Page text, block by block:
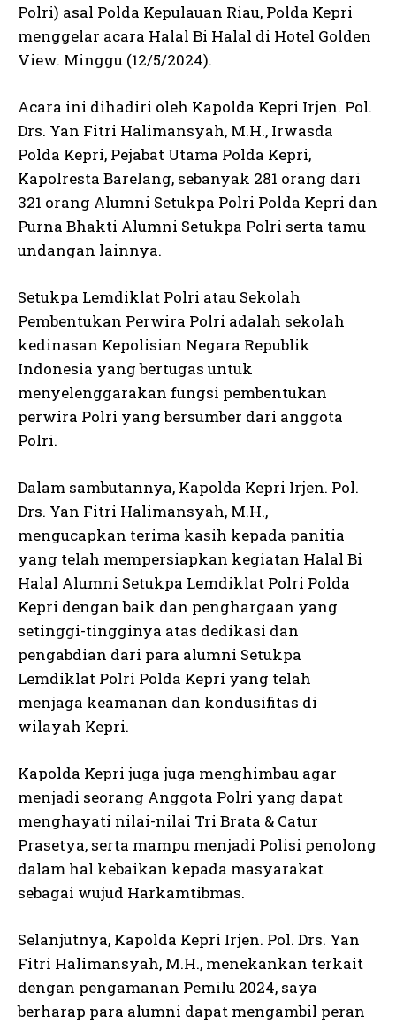
Polri) asal Polda Kepulauan Riau, Polda Kepri
menggelar acara Halal Bi Halal di Hotel Golden
View. Minggu (12/5/2024).
Acara ini dihadiri oleh Kapolda Kepri Irjen. Pol.
Drs. Yan Fitri Halimansyah, M.H., Irwasda
Polda Kepri, Pejabat Utama Polda Kepri,
Kapolresta Barelang, sebanyak 281 orang dari
321 orang Alumni Setukpa Polri Polda Kepri dan
Purna Bhakti Alumni Setukpa Polri serta tamu
undangan lainnya.
Setukpa Lemdiklat Polri atau Sekolah
Pembentukan Perwira Polri adalah sekolah
kedinasan Kepolisian Negara Republik
Indonesia yang bertugas untuk
menyelenggarakan fungsi pembentukan
perwira Polri yang bersumber dari anggota
Polri.
Dalam sambutannya, Kapolda Kepri Irjen. Pol.
Drs. Yan Fitri Halimansyah, M.H.,
mengucapkan terima kasih kepada panitia
yang telah mempersiapkan kegiatan Halal Bi
Halal Alumni Setukpa Lemdiklat Polri Polda
Kepri dengan baik dan penghargaan yang
setinggi-tingginya atas dedikasi dan
pengabdian dari para alumni Setukpa
Lemdiklat Polri Polda Kepri yang telah
menjaga keamanan dan kondusifitas di
wilayah Kepri.
Kapolda Kepri juga juga menghimbau agar
menjadi seorang Anggota Polri yang dapat
menghayati nilai-nilai Tri Brata & Catur
Prasetya, serta mampu menjadi Polisi penolong
dalam hal kebaikan kepada masyarakat
sebagai wujud Harkamtibmas.
Selanjutnya, Kapolda Kepri Irjen. Pol. Drs. Yan
Fitri Halimansyah, M.H., menekankan terkait
dengan pengamanan Pemilu 2024, saya
berharap para alumni dapat mengambil peran